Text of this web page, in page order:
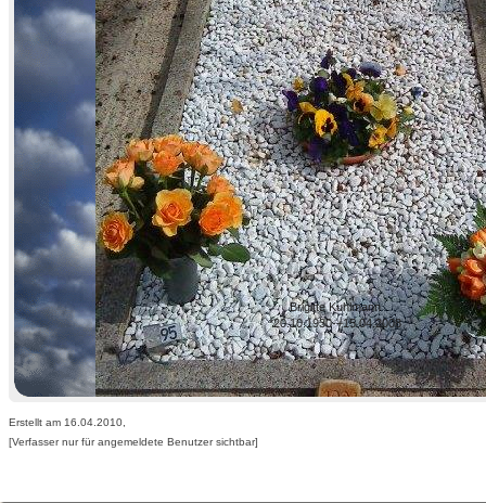
Brigitte Kuhlmann
*20.10.1930-+15.04.2008
Erstellt am 16.04.2010,
[Verfasser nur für angemeldete Benutzer sichtbar]